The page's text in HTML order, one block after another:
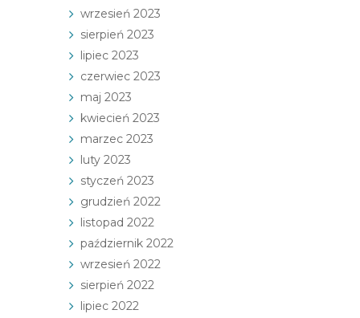
wrzesień 2023
sierpień 2023
lipiec 2023
czerwiec 2023
maj 2023
kwiecień 2023
marzec 2023
luty 2023
styczeń 2023
grudzień 2022
listopad 2022
październik 2022
wrzesień 2022
sierpień 2022
lipiec 2022